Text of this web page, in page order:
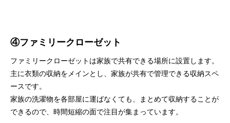
④ファミリークローゼット
ファミリークローゼットは家族で共有できる場所に設置します。
主に衣類の収納をメインとし、家族が共有で管理できる収納スペ
ースです。
家族の洗濯物を各部屋に運ばなくても、まとめて収納することが
できるので、時間短縮の面で注目が集まっています。